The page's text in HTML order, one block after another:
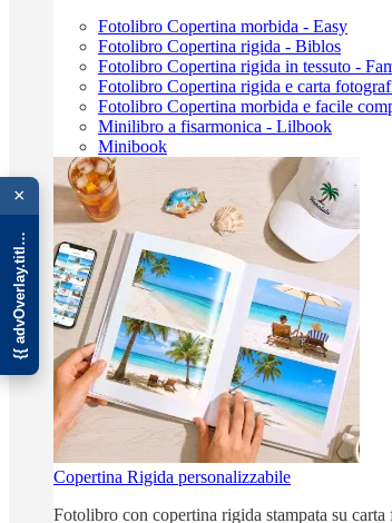
Fotolibro Copertina morbida - Easy
Fotolibro Copertina rigida - Biblos
Fotolibro Copertina rigida in tessuto -
Fotolibro Copertina rigida e carta
Fotolibro Copertina morbida e facile
Minilibro a fisarmonica - Lilbook
Minibook
Copertina Rigida personalizzabile
Fotolibro con copertina rigida stampata su
×
{{ advOverlay.title || 'Promo' }}